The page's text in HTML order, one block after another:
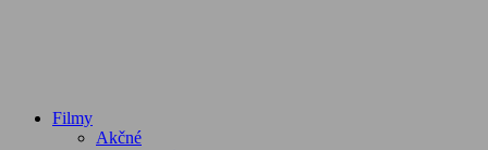
Filmy
Akčné